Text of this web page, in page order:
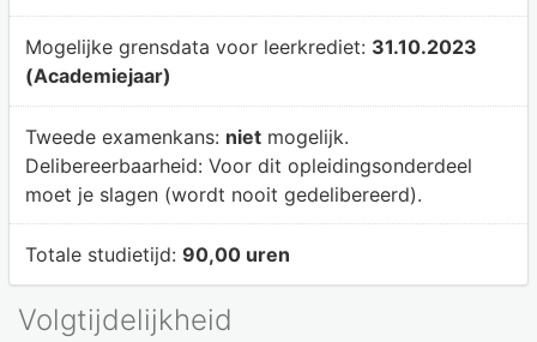
Mogelijke grensdata voor leerkrediet: 31.10.2023
(Academiejaar)
Tweede examenkans: nietmogelijk.
Delibereerbaarheid: Voor dit opleidingsonderdeel
moet je slagen (wordt nooit gedelibereerd).
Totale studietijd: 90,00 uren
Volgtijdelijkheid